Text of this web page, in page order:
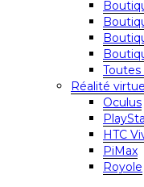
Réalité
Oculus
HTC
PiMax
Royole